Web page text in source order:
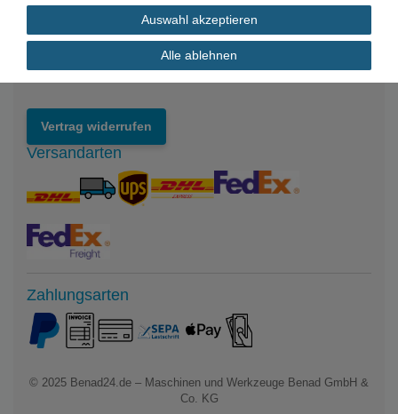
Impressum
Widerrufsrecht
Vertrag widerrufen
Versandarten
Zahlungsarten
© 2025 Benad24.de – Maschinen und Werkzeuge Benad GmbH &
Co. KG
Auswahl akzeptieren
Alle ablehnen